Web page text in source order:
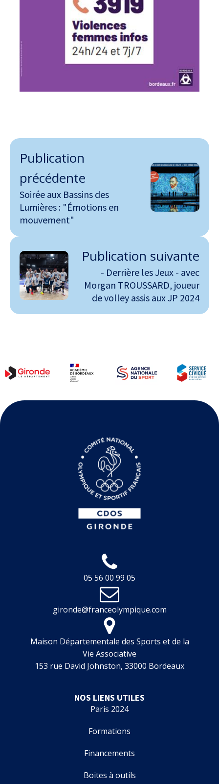
Publication
précédente
Soirée aux Bassins des
Lumières : "Émotions en
mouvement"
Publication suivante
- Derrière les Jeux - avec
Morgan TROUSSARD, joueur
de volley assis aux JP 2024
05 56 00 99 05
gironde@franceolympique.com
Maison Départementale des Sports et de la
Vie Associative
153 rue David Johnston, 33000 Bordeaux
NOS LIENS UTILES
Paris 2024
Formations
Financements
Boites à outils